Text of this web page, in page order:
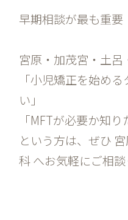
早期相談が最も重要
宮原・加茂宮・土呂
「小児矯正を始め
い」
「MFTが必要か知り
という方は、ぜひ
科 へお気軽にご相